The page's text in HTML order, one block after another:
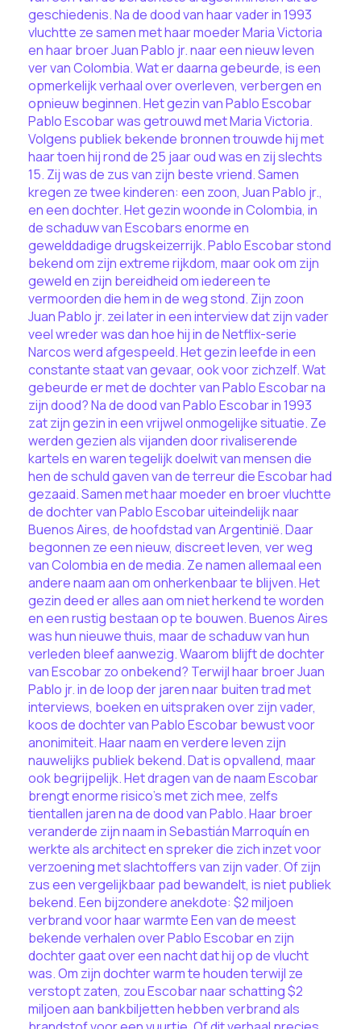
geschiedenis. Na de dood van haar vader in 1993
vluchtte ze samen met haar moeder Maria Victoria
en haar broer Juan Pablo jr. naar een nieuw leven
ver van Colombia. Wat er daarna gebeurde, is een
opmerkelijk verhaal over overleven, verbergen en
opnieuw beginnen. Het gezin van Pablo Escobar
Pablo Escobar was getrouwd met Maria Victoria.
Volgens publiek bekende bronnen trouwde hij met
haar toen hij rond de 25 jaar oud was en zij slechts
15. Zij was de zus van zijn beste vriend. Samen
kregen ze twee kinderen: een zoon, Juan Pablo jr.,
en een dochter. Het gezin woonde in Colombia, in
de schaduw van Escobars enorme en
gewelddadige drugskeizerrijk. Pablo Escobar stond
bekend om zijn extreme rijkdom, maar ook om zijn
geweld en zijn bereidheid om iedereen te
vermoorden die hem in de weg stond. Zijn zoon
Juan Pablo jr. zei later in een interview dat zijn vader
veel wreder was dan hoe hij in de Netflix-serie
Narcos werd afgespeeld. Het gezin leefde in een
constante staat van gevaar, ook voor zichzelf. Wat
gebeurde er met de dochter van Pablo Escobar na
zijn dood? Na de dood van Pablo Escobar in 1993
zat zijn gezin in een vrijwel onmogelijke situatie. Ze
werden gezien als vijanden door rivaliserende
kartels en waren tegelijk doelwit van mensen die
hen de schuld gaven van de terreur die Escobar had
gezaaid. Samen met haar moeder en broer vluchtte
de dochter van Pablo Escobar uiteindelijk naar
Buenos Aires, de hoofdstad van Argentinië. Daar
begonnen ze een nieuw, discreet leven, ver weg
van Colombia en de media. Ze namen allemaal een
andere naam aan om onherkenbaar te blijven. Het
gezin deed er alles aan om niet herkend te worden
en een rustig bestaan op te bouwen. Buenos Aires
was hun nieuwe thuis, maar de schaduw van hun
verleden bleef aanwezig. Waarom blijft de dochter
van Escobar zo onbekend? Terwijl haar broer Juan
Pablo jr. in de loop der jaren naar buiten trad met
interviews, boeken en uitspraken over zijn vader,
koos de dochter van Pablo Escobar bewust voor
anonimiteit. Haar naam en verdere leven zijn
nauwelijks publiek bekend. Dat is opvallend, maar
ook begrijpelijk. Het dragen van de naam Escobar
brengt enorme risico's met zich mee, zelfs
tientallen jaren na de dood van Pablo. Haar broer
veranderde zijn naam in Sebastián Marroquín en
werkte als architect en spreker die zich inzet voor
verzoening met slachtoffers van zijn vader. Of zijn
zus een vergelijkbaar pad bewandelt, is niet publiek
bekend. Een bijzondere anekdote: $2 miljoen
verbrand voor haar warmte Een van de meest
bekende verhalen over Pablo Escobar en zijn
dochter gaat over een nacht dat hij op de vlucht
was. Om zijn dochter warm te houden terwijl ze
verstopt zaten, zou Escobar naar schatting $2
miljoen aan bankbiljetten hebben verbrand als